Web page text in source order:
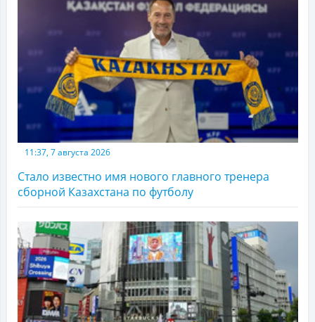
11:37, 7 августа 2026
Стало известно имя нового главного тренера
сборной Казахстана по футболу